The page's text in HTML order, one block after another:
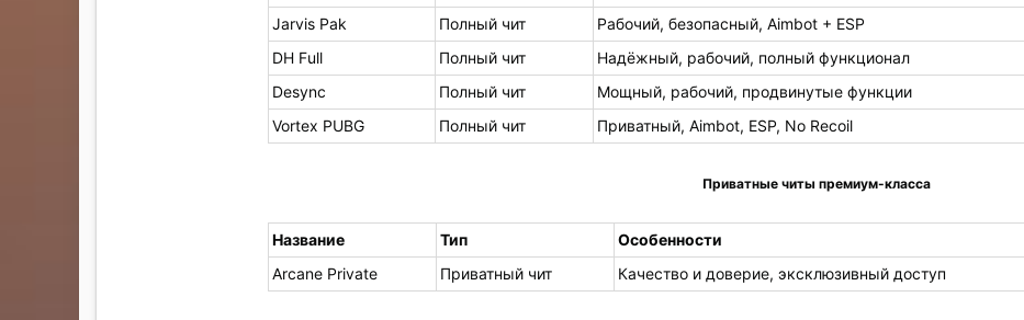
Jarvis Pak
Полный чит Рабочий, безопасный, Aimbot + ESP
DH Full
Полный чит Надёжный, рабочий, полный функционал
Desync
Полный чит Мощный, рабочий, продвинутые функции
Vortex PUBG
Полный чит Приватный, Aimbot, ESP, No Recoil
Приватные читы премиум-класса
Название Тип Особенности
Arcane Private
Приватный чит Качество и доверие, эксклюзивный доступ